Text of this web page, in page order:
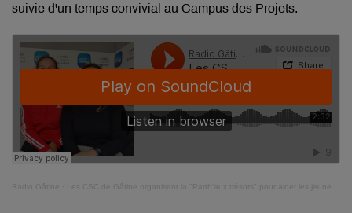
suivie d'un temps convivial au Campus des Projets.
Radio Gâtine Les CSC de Gâtine organisent la "Parth'aux trésors" pour aider les jeunes à mieux connaitre les acteurs institutionnels